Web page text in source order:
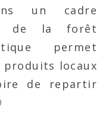
un cadre
de la forêt
permet
produits locaux
de repartir